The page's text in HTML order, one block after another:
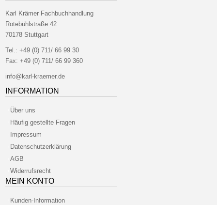
Karl Krämer Fachbuchhandlung
Rotebühlstraße 42
70178 Stuttgart
Tel.:+49 (0) 711/ 66 99 30
Fax: +49 (0) 711/ 66 99 360
info@karl-kraemer.de
INFORMATION
Über uns
Häufig gestellte Fragen
Impressum
Datenschutzerklärung
AGB
Widerrufsrecht
MEIN KONTO
Kunden-Information